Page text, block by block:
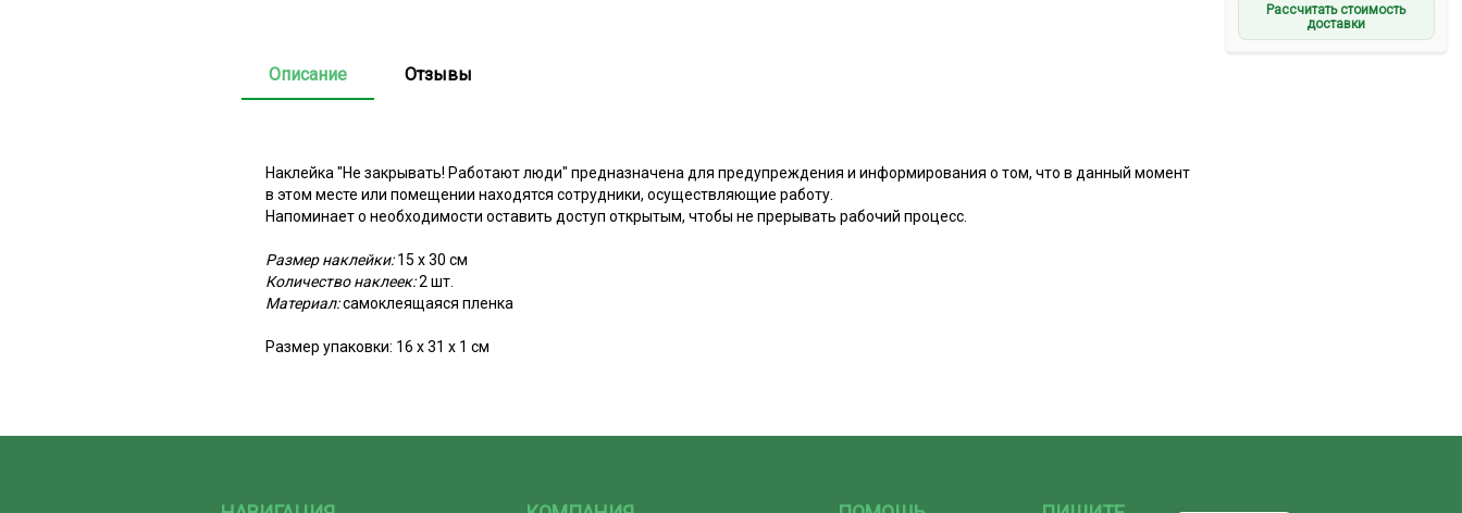
Рассчитать стоимость
доставки
Описание Отзывы
Наклейка "Не закрывать! Работают люди" предназначена для предупреждения и информирования о том, что в данный момент
в этом месте или помещении находятся сотрудники, осуществляющие работу.
Напоминает о необходимости оставить доступ открытым, чтобы не прерывать рабочий процесс.
Размер наклейки:15 х 30 см
Количество наклеек:2 шт.
Материал:самоклеящаяся пленка
Размер упаковки: 16 х 31 х 1 см